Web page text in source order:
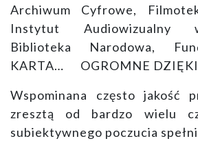
Archiwum Cyfrowe,
Instytut Audiowizualny
Biblioteka Narodowa,
KARTA… OGROMNE
Wspominana często jakość
zresztą od bardzo wielu
subiektywnego poczucia